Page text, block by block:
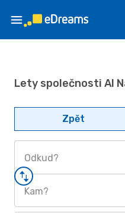
Lety společnosti Al
Zpět
Odkud?
Kam?